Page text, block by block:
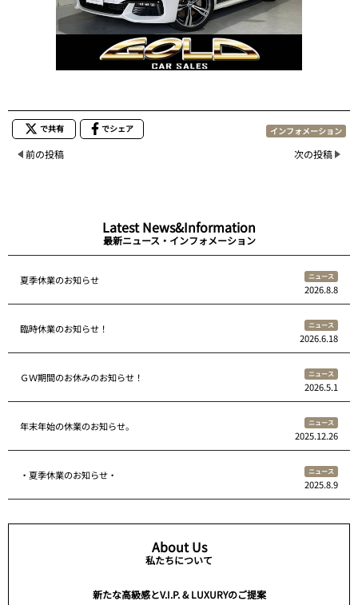
で共有 でシェア インフォメーション
前の投稿 次の投稿
Latest News&Information
最新ニュース・インフォメーション
夏季休業のお知らせ ニュース
2026.8.8
臨時休業のお知らせ！ ニュース
2026.6.18
ＧＷ期間のお休みのお知らせ！ ニュース
2026.5.1
年末年始の休業のお知らせ。 ニュース
2025.12.26
・夏季休業のお知らせ・ ニュース
2025.8.9
About Us
私たちについて
新たな高級感とV.I.P. & LUXURYのご提案